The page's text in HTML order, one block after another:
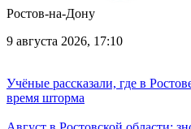
Ростов-на-Дону
9 августа 2026, 17:10
Учёные рассказали, где в
время шторма